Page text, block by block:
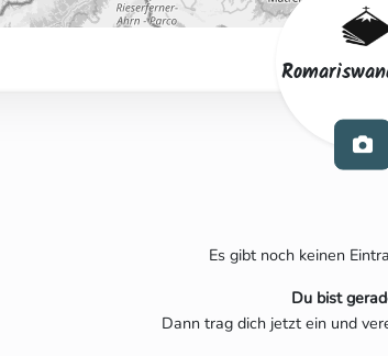
Es gibt noch keinen
Du bist
Dann trag dich jetzt ein und